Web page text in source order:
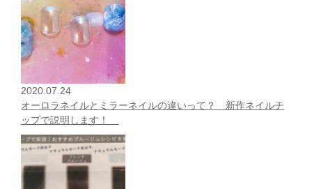
2020.07.24
オーロラネイルとミラーネイルの違いって？ 新作ネイルチ
ップで説明します！